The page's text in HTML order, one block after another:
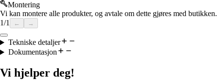
Montering
Vi kan montere alle produkter, og avtale om dette gjøres med butikken.
1/1 ← →
Tekniske detaljer
Dokumentasjon
Vi hjelper deg!